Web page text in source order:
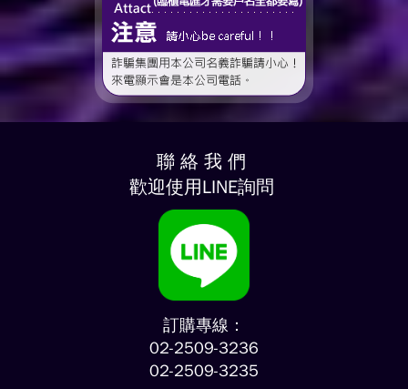
聯 絡 我 們
歡迎使用LINE詢問
訂購專線：
02-2509-3236
02-2509-3235